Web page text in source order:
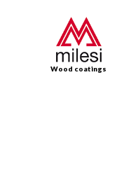
Wood coatings